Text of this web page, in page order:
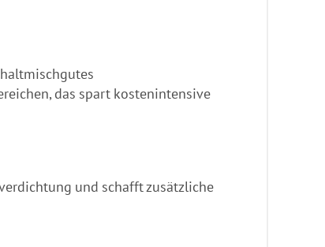
das spart kostenintensive
und schafft zusätzliche